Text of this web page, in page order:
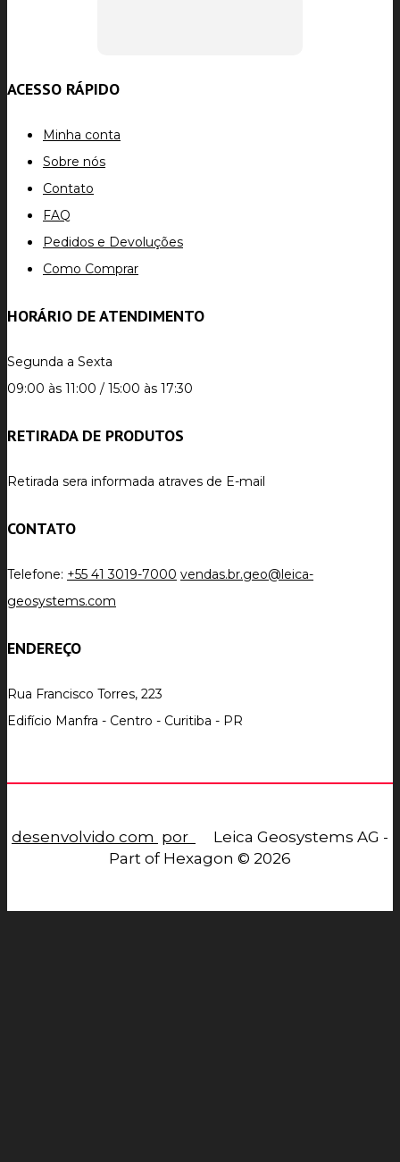
ACESSO RÁPIDO
Minha conta
Sobre nós
Contato
FAQ
Pedidos e Devoluções
Como Comprar
HORÁRIO DE ATENDIMENTO
Segunda a Sexta
09:00 às 11:00 / 15:00 às 17:30
RETIRADA DE PRODUTOS
Retirada sera informada atraves de E-mail
CONTATO
Telefone: +55 41 3019-7000 vendas.br.geo@leica-
geosystems.com
ENDEREÇO
Rua Francisco Torres, 223
Edifício Manfra - Centro - Curitiba - PR
desenvolvido com por
Leica Geosystems AG -
Part of Hexagon © 2026